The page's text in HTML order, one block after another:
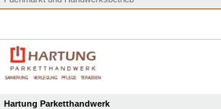
Hartung Parketthandwerk